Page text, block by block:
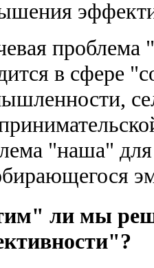
проблема
в сфере
"наша" для
ли мы